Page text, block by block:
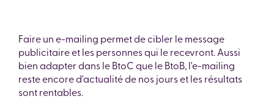
Faire un e-mailing permet de cibler le message
publicitaire et les personnes qui le recevront. Aussi
bien adapter dans le BtoC que le BtoB, l'e-mailing
reste encore d'actualité de nos jours et les résultats
sont rentables.